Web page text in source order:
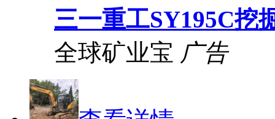
三一重工SY195C挖
全球矿业宝 广告